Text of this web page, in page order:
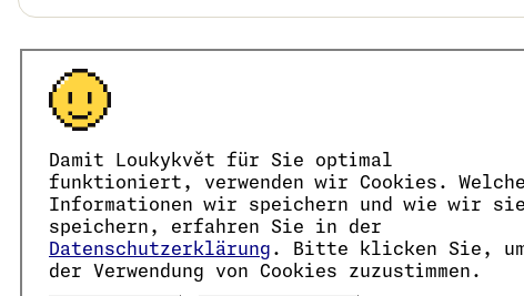
Damit Loukykvět für Sie optimal
funktioniert, verwenden wir Cookies. Welche
Informationen wir speichern und wie wir sie
speichern, erfahren Sie in der
Datenschutzerklärung . Bitte klicken Sie,
der Verwendung von Cookies zuzustimmen.
Österreich
Česko loukykvet.cz
Slovensko
Polska
Deutschland loukykvet.de
Franceloukykvet.fr
Belgiëloukykvet.be
Danmarkloukykvet.dk
Eesti loukykvet.ee
© 2016 →
Loukykvět s.r.o. ist im Handelsregister beim Stadtgericht in
Wir sind am verbundenen Erfüllungssystem von EKO-KOM
Wir verwenden die Registrierungsnummer 0636 zur Ausstellung
Unsere Unternehmens-Identifikationsnummer lautet 05663687,
Die Datenbox hat die ID eng827q.
Die EORI-Nummer lautet CZ05663687.
Wir sind umsatzsteuerpflichtig.